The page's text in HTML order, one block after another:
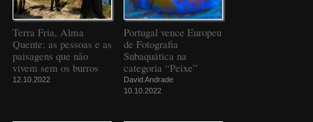
Terra Fria, Alma
Quente: as pessoas e as
paisagens que não
vivem sem os burros
12.10.2022
Portugal vence Europeu
de Fotografia
Subaquática na
categoria “Peixe”
David Andrade
10.10.2022